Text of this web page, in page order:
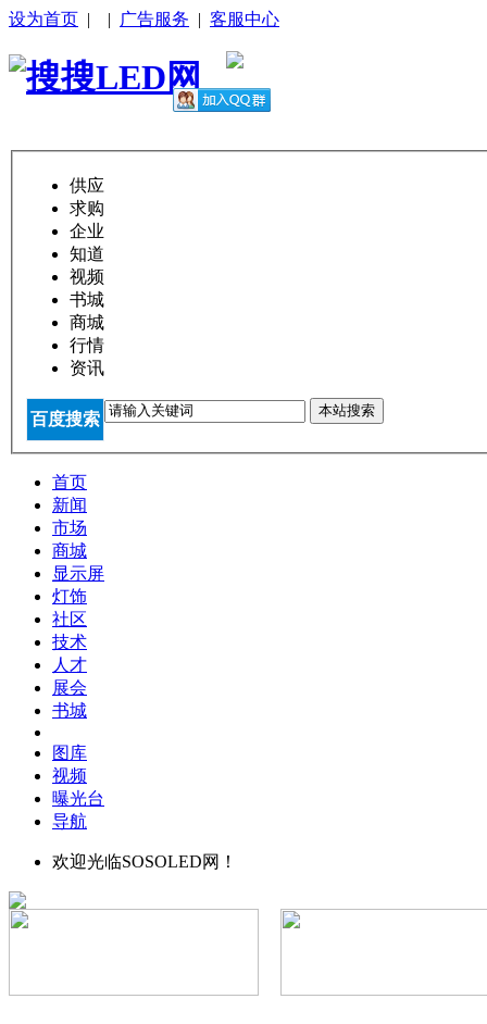
设为首页 | | 广告服务 | 客服中心
供应
求购
企业
知道
视频
书城
商城
行情
资讯
百度搜索 本站搜索
首页
新闻
市场
商城
显示屏
灯饰
社区
技术
人才
展会
书城
图库
视频
曝光台
导航
欢迎光临SOSOLED网！